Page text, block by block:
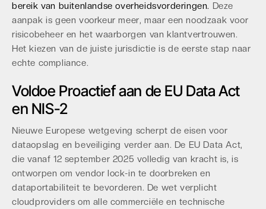
bereik van buitenlandse overheidsvorderingen. Deze
aanpak is geen voorkeur meer, maar een noodzaak voor
risicobeheer en het waarborgen van klantvertrouwen.
Het kiezen van de juiste jurisdictie is de eerste stap naar
echte compliance.
Voldoe Proactief aan de EU Data Act
en NIS-2
Nieuwe Europese wetgeving scherpt de eisen voor
dataopslag en beveiliging verder aan. De EU Data Act,
die vanaf 12 september 2025 volledig van kracht is, is
ontworpen om vendor lock-in te doorbreken en
dataportabiliteit te bevorderen. De wet verplicht
cloudproviders om alle commerciële en technische